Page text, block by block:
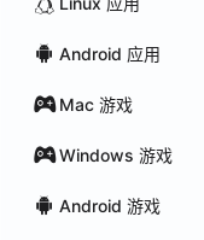
Android 应用
Mac 游戏
Windows 游戏
Android 游戏